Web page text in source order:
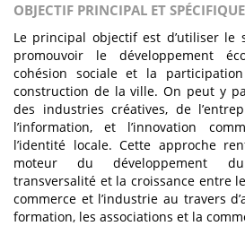
OBJECTIF PRINCIPAL ET
Le principal objectif est d’utiliser le
promouvoir le développement
cohésion sociale et la
construction de la ville. On peut y
des industries créatives, de
l’information, et l’innovation
l’identité locale. Cette approche
moteur du développement
transversalité et la croissance entre
commerce et l’industrie au travers
formation, les associations et la